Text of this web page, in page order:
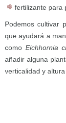
fertilizante para
Podemos cultivar
que ayudará a
comoEichhornia
añadir alguna
verticalidad y altura